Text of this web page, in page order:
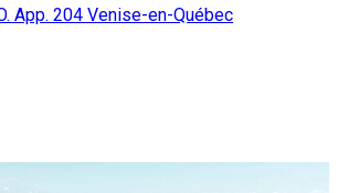
App. 204 Venise-en-Québec